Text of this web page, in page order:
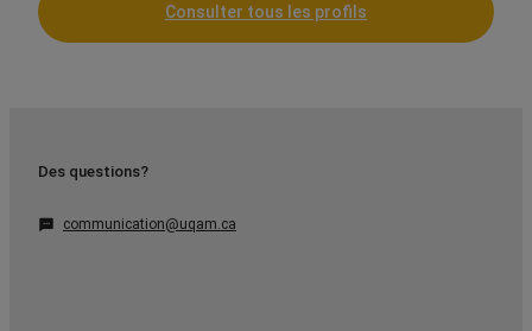
Consulter tous les profils
Des questions?
communication@uqam.ca